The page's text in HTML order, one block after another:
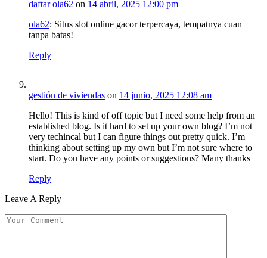
daftar ola62 on 14 abril, 2025 12:00 pm
ola62: Situs slot online gacor terpercaya, tempatnya cuan
tanpa batas!
Reply
gestión de viviendas on 14 junio, 2025 12:08 am
Hello! This is kind of off topic but I need some help from an
established blog. Is it hard to set up your own blog? I’m not
very techincal but I can figure things out pretty quick. I’m
thinking about setting up my own but I’m not sure where to
start. Do you have any points or suggestions? Many thanks
Reply
Leave A Reply